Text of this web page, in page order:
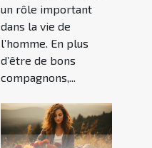
un rôle important
dans la vie de
l’homme. En plus
d’être de bons
compagnons,...